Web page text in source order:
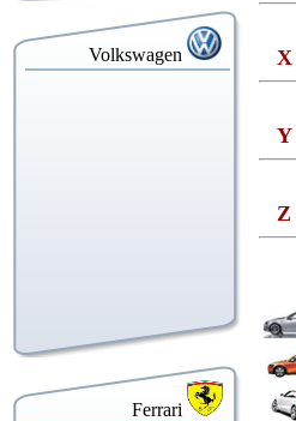
Volkswagen
Ferrari
X
Y
Z